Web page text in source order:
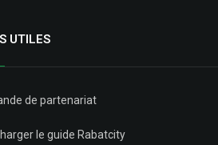
UTILES
de partenariat
le guide Rabatcity